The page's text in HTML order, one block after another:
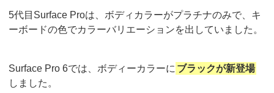
5代目Surface Proは、ボディカラーがプラチナのみで、キ
ーボードの色でカラーバリエーションを出していました。
Surface Pro 6では、ボディーカラーに ブラックが新登場
しました。